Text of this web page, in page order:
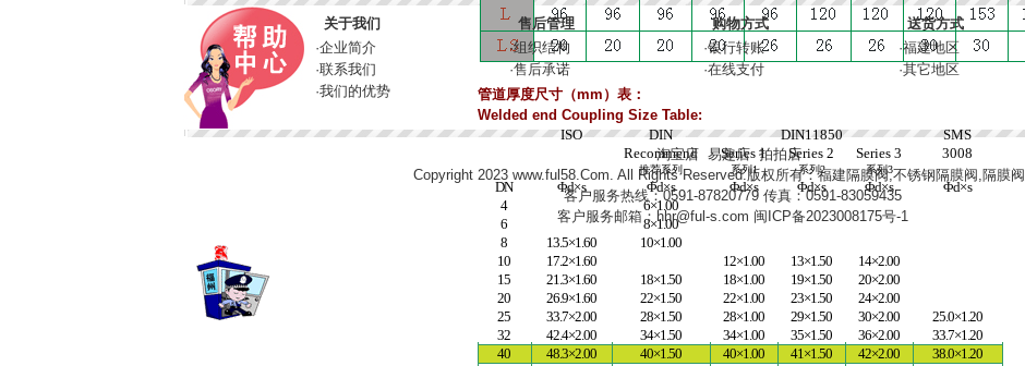
管道厚度尺寸（mm）表：
Welded end Coupling Size Table:
ISO
DIN DIN11850
SMS
Recommend
推荐系列
Series 1
系列1
Series 2
系列2
Series 3
系列3
3008
DN Φd×s Φd×s Φd×s Φd×s Φd×s
Φd×s
4
6×1.00
6
8×1.00
8
13.5×1.60
10×1.00
10
17.2×1.60 12×1.00 13×1.50
14×2.00
15
21.3×1.60 18×1.50 18×1.00 19×1.50
20×2.00
20
26.9×1.60 22×1.50 22×1.00 23×1.50
24×2.00
25
33.7×2.00 28×1.50 28×1.00 29×1.50 30×2.00
25.0×1.20
32
42.4×2.00 34×1.50 34×1.00 35×1.50 36×2.00
33.7×1.20
40
48.3×2.00 40×1.50 40×1.00 41×1.50 42×2.00
38.0×1.20
关于我们
·企业简介
·联系我们
·我们的优势
售后管理
·组织结构
·售后承诺
购物方式
·银行转账
·在线支付
送货方式
·福建地区
·其它地区
淘宝店 易趣店 拍拍店
Copyright 2023 www.ful58.Com. All Rights Reserved.版权所有：福建隔膜阀,不锈钢隔膜阀,隔膜
客户服务热线：0591-87820779 传真：0591-83059435
客户服务邮箱： hhr@ful-s.com 闽ICP备2023008175号-1